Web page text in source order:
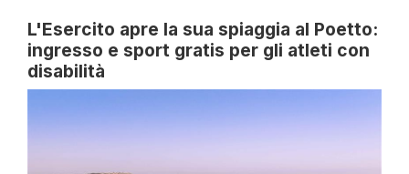
L'Esercito apre la sua spiaggia al Poetto:
ingresso e sport gratis per gli atleti con
disabilità